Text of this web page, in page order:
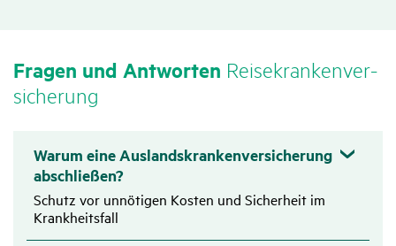
Schmerz­stil­lende Zahn­be­hand­lungen, Zahn­fül­lungen in
einfa­cher Ausfüh­rung, sowie Repa­ra­turen von vorhan­
Zutref­
fend
Medi­ka­mente und Verbands­mittel
Fragen und Antworten Reise­kran­ken­ver­
si­che­rung
Warum eine Auslandskrankenversicherung
abschließen?
Schutz vor unnötigen Kosten und Sicherheit im
Krankheitsfall